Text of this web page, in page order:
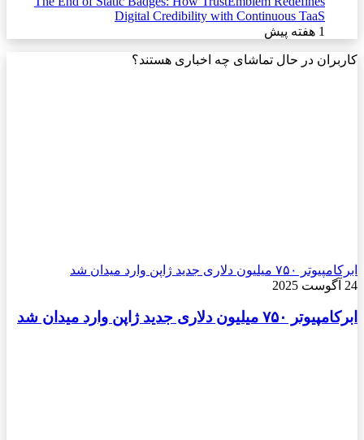
Digital Credibility with Continuous TaaS
1 هفته پیش
کاربران در حال تماشای چه اخباری هستند؟
ابرکامپیوتر ۷۵۰ میلیون دلاری جدید ژاپن وارد میدان شد
24 آگوست 2025
ابرکامپیوتر ۷۵۰ میلیون دلاری جدید ژاپن وارد میدان شد